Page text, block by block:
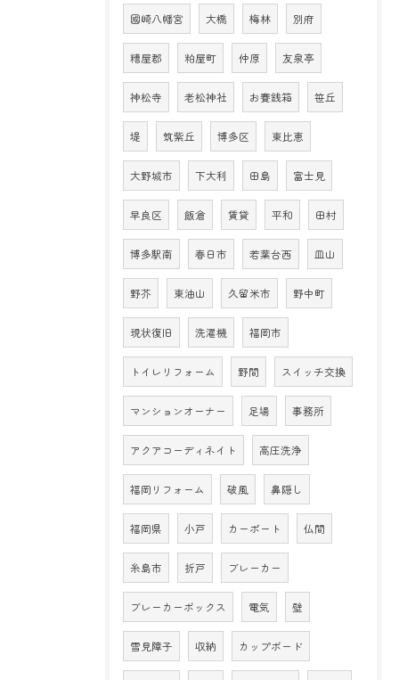
國崎八幡宮 大橋 梅林 別府
糟屋郡 粕屋町 仲原 友泉亭
神松寺 老松神社 お賽銭箱 笹丘
堤 筑紫丘 博多区 東比恵
大野城市 下大利 田島 富士見
早良区 飯倉 賃貸 平和 田村
博多駅南 春日市 若葉台西 皿山
野芥 東油山 久留米市 野中町
現状復旧 洗濯機 福岡市
トイレリフォーム 野間 スイッチ交換
マンションオーナー 足場 事務所
アクアコーディネイト 高圧洗浄
福岡リフォーム 破風 鼻隠し
福岡県 小戸 カーポート 仏間
糸島市 折戸 ブレーカー
ブレーカーボックス 電気 壁
雪見障子 収納 カップボード